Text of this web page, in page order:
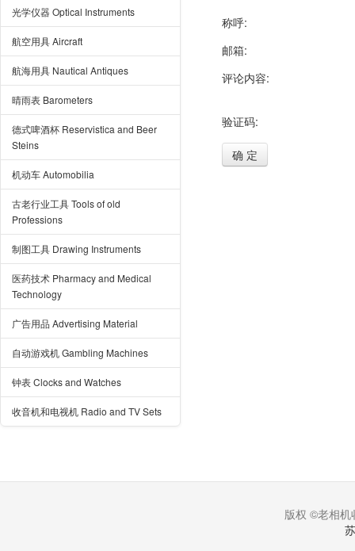
光学仪器 Optical Instruments
航空用具 Aircraft
航海用具 Nautical Antiques
晴雨表 Barometers
德式啤酒杯 Reservistica and Beer
Steins
机动车 Automobilia
古老行业工具 Tools of old
Professions
制图工具 Drawing Instruments
医药技术 Pharmacy and Medical
Technology
广告用品 Advertising Material
自动游戏机 Gambling Machines
钟表 Clocks and Watches
收音机和电视机 Radio and TV Sets
称呼:
邮箱:
评论内容:
验证码:
确 定
版权 ©老相